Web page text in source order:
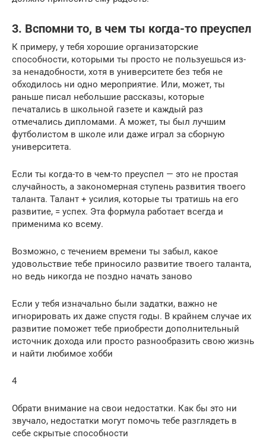
3. Вспомни то, в чем ты когда-то преуспел
К примеру, у тебя хорошие организаторские
способности, которыми ты просто не пользуешься из-
за ненадобности, хотя в университете без тебя не
обходилось ни одно мероприятие. Или, может, ты
раньше писал небольшие рассказы, которые
печатались в школьной газете и каждый раз
отмечались дипломами. А может, ты был лучшим
футболистом в школе или даже играл за сборную
университета.
Если ты когда-то в чем-то преуспел — это не простая
случайность, а закономерная ступень развития твоего
таланта. Талант + усилия, которые ты тратишь на его
развитие, = успех. Эта формула работает всегда и
применима ко всему.
Возможно, с течением времени ты забыл, какое
удовольствие тебе приносило развитие твоего таланта,
но ведь никогда не поздно начать заново
Если у тебя изначально были задатки, важно не
игнорировать их даже спустя годы. В крайнем случае их
развитие поможет тебе приобрести дополнительный
источник дохода или просто разнообразить свою жизнь
и найти любимое хобби
4
Обрати внимание на свои недостатки. Как бы это ни
звучало, недостатки могут помочь тебе разглядеть в
себе скрытые способности